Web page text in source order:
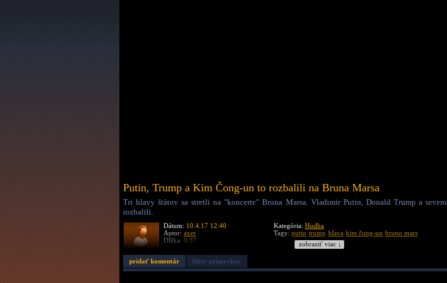
Putin, Trump a Kim Čong-un to rozbalili na Bruna Marsa
Tri hlavy štátov sa stretli na "koncerte" Bruna Marsa. Vladimir Putin, Donald Trump a
rozbalili.
Dátum: 10.4.17 12:40
Autor: axer
Dĺžka: 0:37
Kategória: Hudba
Tagy: putin trump hlava kim čong-un bruno mars
zobraziť viac ↓
pridať komentár filter príspevkov